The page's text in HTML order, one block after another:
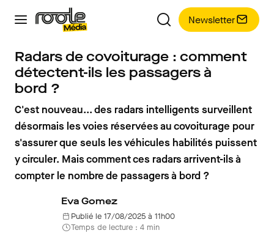
Newsletter
Radars de covoiturage : comment
détectent-ils les passagers à
bord ?
C'est nouveau... des radars intelligents surveillent
désormais les voies réservées au covoiturage pour
s'assurer que seuls les véhicules habilités puissent
y circuler. Mais comment ces radars arrivent-ils à
compter le nombre de passagers à bord ?
Eva Gomez
Publié le 17/08/2025 à 11h00
Temps de lecture : 4 min